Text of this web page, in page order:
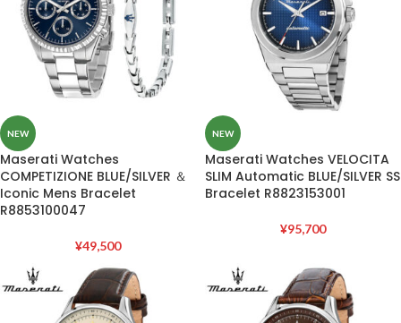
NEW
Maserati Watches
COMPETIZIONE BLUE/SILVER ＆
Iconic Mens Bracelet
R8853100047
¥49,500
NEW
Maserati Watches VELOCITA
SLIM Automatic BLUE/SILVER SS
Bracelet R8823153001
¥95,700